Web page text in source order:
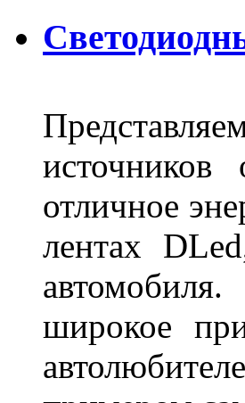
отличное
лентах
широкое